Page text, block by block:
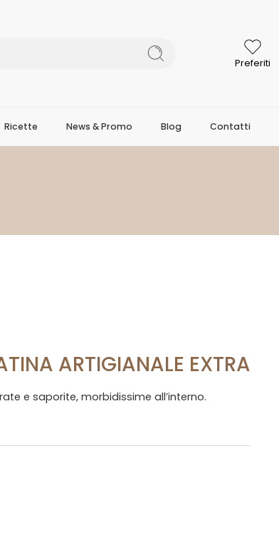
Preferiti
Ricette News & Promo Blog Contatti
ARTIGIANALE EXTRA
e saporite, morbidissime all’interno.